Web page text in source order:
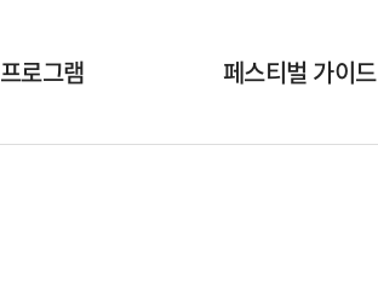
프로그램 페스티벌 가이드